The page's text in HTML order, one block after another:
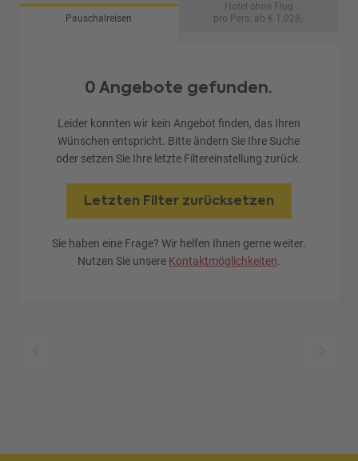
Pauschalreisen
Hotel ohne Flug
pro Pers. ab € 1.028,-
0 Angebote gefunden.
Leider konnten wir kein Angebot finden, das Ihren
Wünschen entspricht. Bitte ändern Sie Ihre Suche
oder setzen Sie Ihre letzte Filtereinstellung zurück.
Letzten Filter zurücksetzen
Sie haben eine Frage? Wir helfen Ihnen gerne weiter.
Nutzen Sie unsere Kontaktmöglichkeiten.